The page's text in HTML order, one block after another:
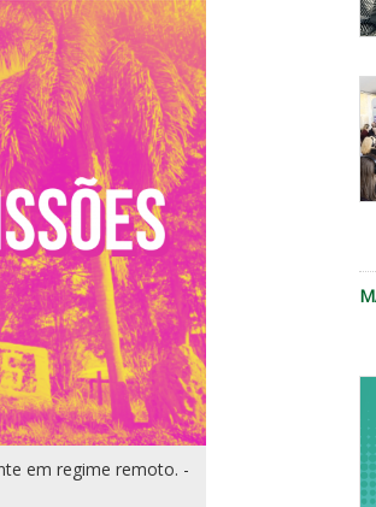
em regime remoto. -